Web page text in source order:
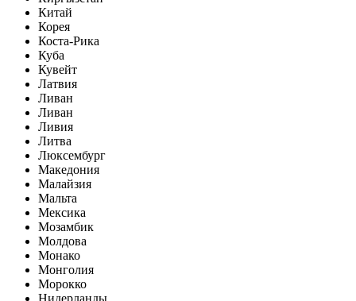
Китай
Корея
Коста-Рика
Куба
Кувейт
Латвия
Ливан
Ливан
Ливия
Литва
Люксембург
Македония
Малайзия
Мальта
Мексика
Мозамбик
Молдова
Монако
Монголия
Морокко
Нидерланды